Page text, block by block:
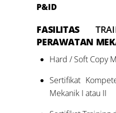
P&ID
FASILITAS
PERAWATAN
Hard / Soft Copy
Sertifikat
Mekanik I atau II